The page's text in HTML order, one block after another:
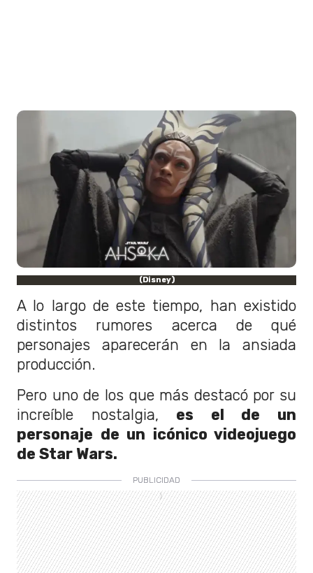
(Disney)
A lo largo de este tiempo, han existido
distintos rumores acerca de qué
personajes aparecerán en la ansiada
producción.
Pero uno de los que más destacó por su
increíble nostalgia, es el de un
personaje de un icónico videojuego
de Star Wars.